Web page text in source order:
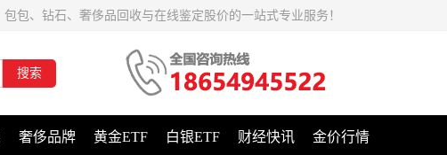
包、钻石、奢侈品回收与在线鉴定股价的一站式专业服务！
搜索
奢侈品牌 黄金ETF 白银ETF 财经快讯 金价行情